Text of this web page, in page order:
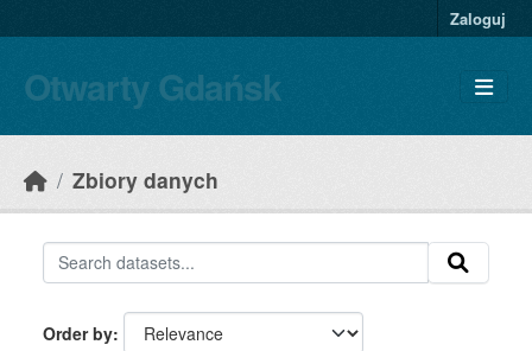
Zaloguj
Otwarty Gdańsk
Zbiory danych
Order by